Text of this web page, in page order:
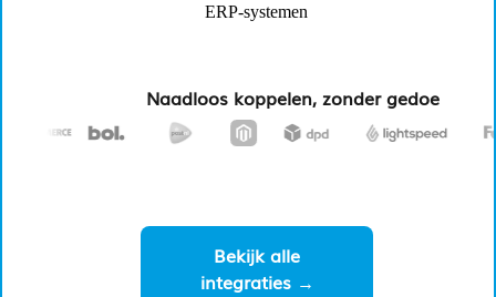
ERP-systemen
Naadloos koppelen, zonder gedoe
Bekijk alle
integraties →